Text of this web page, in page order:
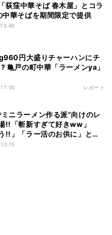
荻窪中華そば 春木屋」とコラ
中華そばを期間限定で提供
円大盛りチャーハンにチ
亀戸の町中華「ラーメンya」
レポート
ニラーメン作る派”向けのレ
!!「斬新すぎて好きww」
!!」「ラー活のお供に」と大